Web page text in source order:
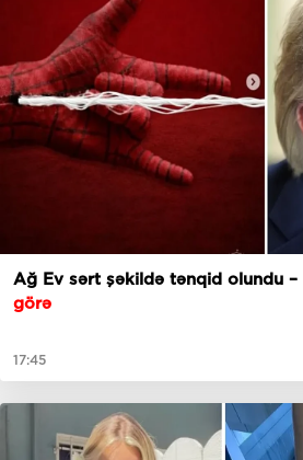
Ağ Ev sərt şəkildə tənqid olundu –
görə
17:45